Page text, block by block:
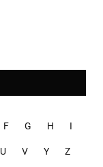
F G H I
U V Y Z